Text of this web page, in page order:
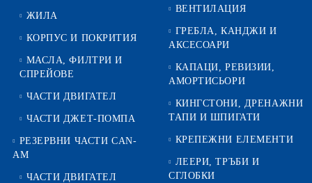
ЖИЛА
КОРПУС И ПОКРИТИЯ
МАСЛА, ФИЛТРИ И
СПРЕЙОВЕ
ЧАСТИ ДВИГАТЕЛ
ЧАСТИ ДЖЕТ-ПОМПА
РЕЗЕРВНИ ЧАСТИ CAN-
AM
ЧАСТИ ДВИГАТЕЛ
ВЕНТИЛАЦИЯ
ГРЕБЛА, КАНДЖИ И
АКСЕСОАРИ
КАПАЦИ, РЕВИЗИИ,
АМОРТИСЬОРИ
КИНГСТОНИ, ДРЕНАЖНИ
ТАПИ И ШПИГАТИ
КРЕПЕЖНИ ЕЛЕМЕНТИ
ЛЕЕРИ, ТРЪБИ И
СГЛОБКИ